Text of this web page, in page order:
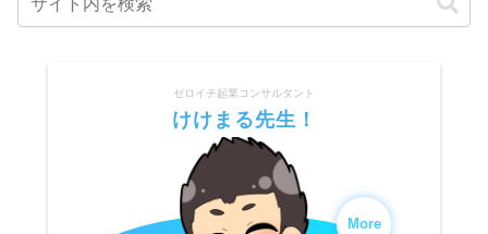
ゼロイチ起業コンサルタント
けけまる先生！
More